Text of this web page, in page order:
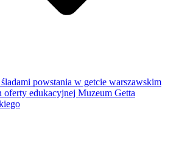
powstania w getcie warszawskim
oferty edukacyjnej Muzeum Getta